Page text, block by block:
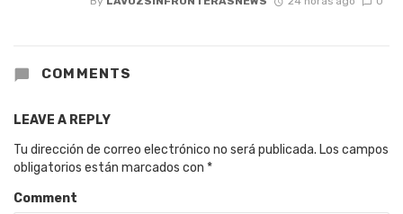
COMMENTS
LEAVE A REPLY
Tu dirección de correo electrónico no será publicada. Los campos
obligatorios están marcados con *
Comment